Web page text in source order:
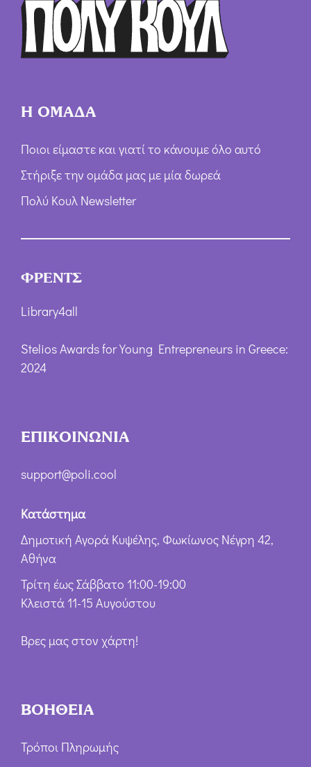
Η ΟΜΑΔΑ
Ποιοι είμαστε και γιατί το κάνουμε όλο αυτό
Στήριξε την ομάδα μας με μία δωρεά
Πολύ Κουλ Newsletter
ΦΡΕΝΤΣ
Library4all
Stelios Awards for Young Entrepreneurs in Greece:
2024
ΕΠΙΚΟΙΝΩΝΙΑ
support@poli.cool
Κατάστημα
Δημοτική Αγορά Κυψέλης, Φωκίωνος Νέγρη 42,
Αθήνα
Τρίτη έως Σάββατο 11:00-19:00
Κλειστά 11-15 Αυγούστου
Βρες μας στον χάρτη!
ΒΟΗΘΕΙΑ
Τρόποι Πληρωμής